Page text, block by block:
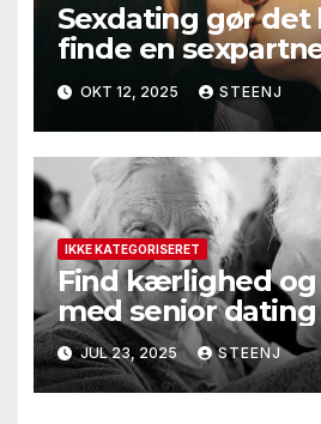
Sexdating gør
finde en
OKT 12, 2025 STEENJ
IKKE KATEGORISERET
Find kærlighed og
med senior dating
JUL 23, 2025 STEENJ